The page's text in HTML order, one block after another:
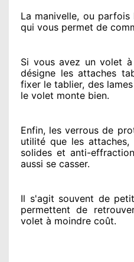
La manivelle, ou
qui vous permet de
Si vous avez un volet
désigne les attaches
fixer le tablier, des
le volet monte bien.
Enfin, les verrous de
utilité que les
solides et anti-
aussi se casser.
Il s'agit souvent de
permettent de
volet à moindre coût.